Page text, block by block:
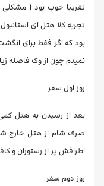
تقریبا
تجربه کلا هتل ای
بود که اگر فقط برای
نمیدم چون از وک فاصله
روز اول سفر
بعد از رسیدن به هتل
صرف شام از هتل خارج
اطرافش پر از رستوران و
روز دوم سفر